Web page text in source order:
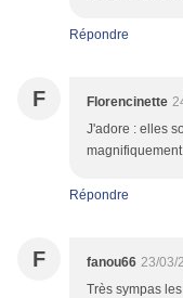
Répondre
F Florencinette
J'adore : elles
Répondre
F fanou66 23/03/
Très sympas